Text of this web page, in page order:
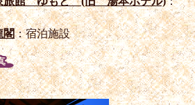
：宿泊施設